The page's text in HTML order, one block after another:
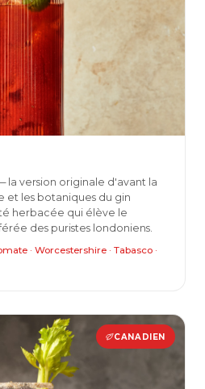
la version originale d'avant la
et les botaniques du gin
herbacée qui élève le
des puristes londoniens.
· Worcestershire · Tabasco ·
CANADIEN